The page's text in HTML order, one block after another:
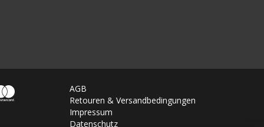
AGB
Retouren & Versandbedingungen
Impressum
Datenschutz